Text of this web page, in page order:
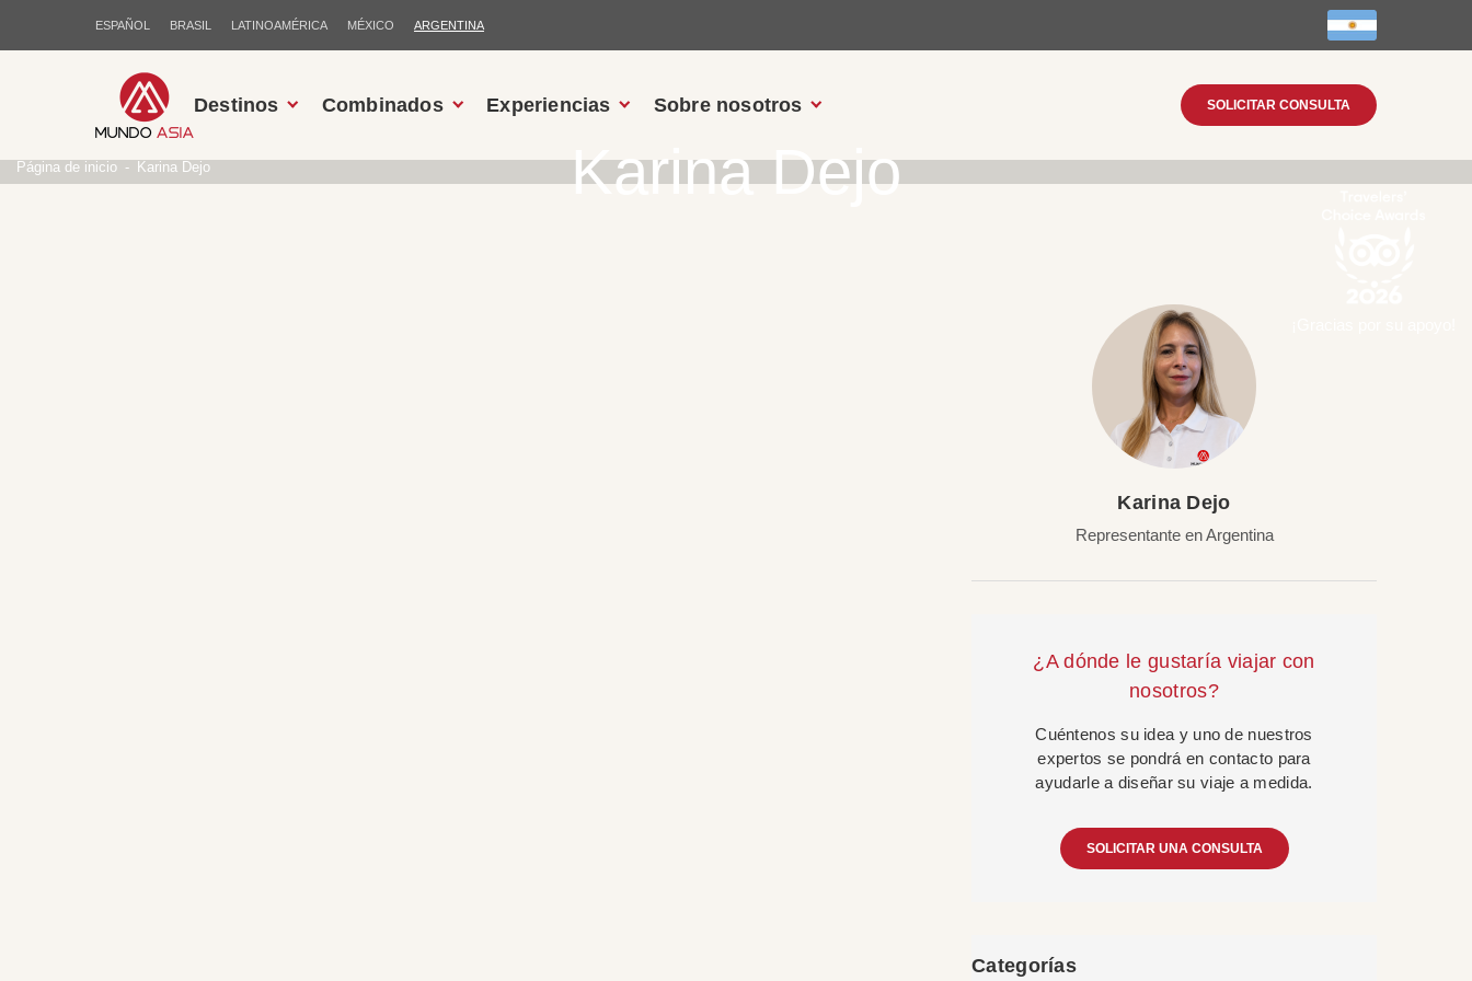
ESPAÑOL BRASIL LATINOAMÉRICA MÉXICO ARGENTINA
Destinos Combinados Experiencias Sobre nosotros SOLICITAR CONSULTA
Karina Dejo
Página de inicio Karina Dejo
Karina Dejo
Representante en Argentina
¿A dónde le gustaría viajar con
nosotros?
Cuéntenos su idea y uno de nuestros
expertos se pondrá en contacto para
ayudarle a diseñar su viaje a medida.
SOLICITAR UNA CONSULTA
Categorías